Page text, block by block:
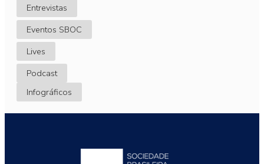
Entrevistas
Eventos SBOC
Lives
Podcast
Infográficos